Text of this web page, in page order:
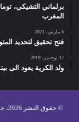
برلماني التشيكي،
المغرب
5 مارس، 2021
فتح تحقيق لتحديد المتورطين في
17 نوفمبر، 2019
ولد الكرية يعود الى
© حقوق النشر 2026، جميع الحقوق محفوظة لمجلة رائدات |